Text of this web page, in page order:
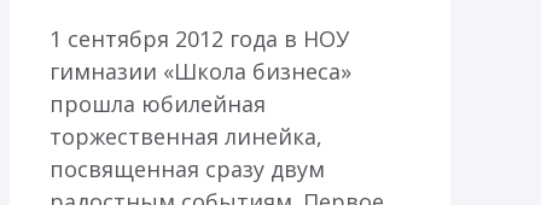
1 сентября 2012 года в НОУ
гимназии «Школа бизнеса»
прошла юбилейная
торжественная линейка,
посвященная сразу двум